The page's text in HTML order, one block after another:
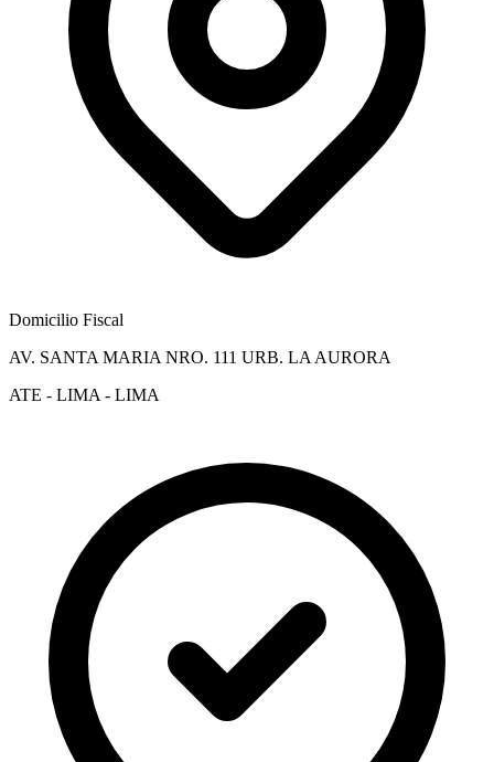
Domicilio Fiscal
AV. SANTA MARIA NRO. 111 URB. LA AURORA
ATE - LIMA - LIMA